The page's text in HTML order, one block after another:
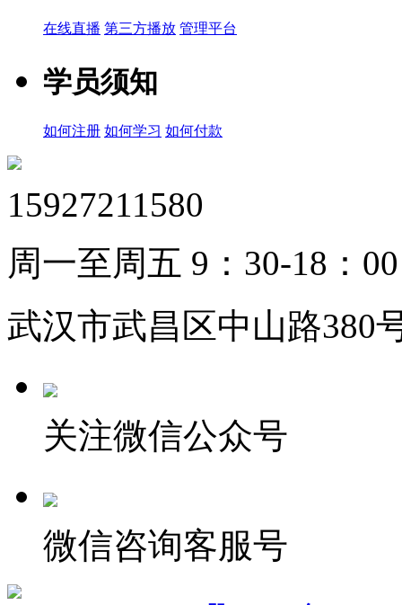
在线直播 第三方播放 管理平台
学员须知
如何注册 如何学习 如何付款
15927211580
周一至周五 9：30-18：00
武汉市武昌区中山路380
关注微信公众号
微信咨询客服号